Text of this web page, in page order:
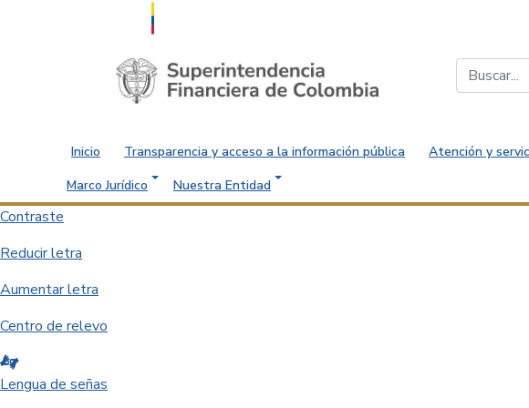
Saltar al contenido principal
Inicio Transparencia y acceso a la información pública Atención y
Marco Jurídico
Nuestra Entidad
Contraste
Reducir letra
Aumentar letra
Centro de relevo
Lengua de señas